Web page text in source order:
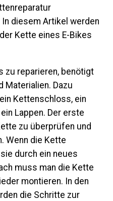
diesem Artikel werden
Kette eines E-Bikes
zu reparieren, benötigt
Materialien. Dazu
Kettenschloss, ein
Lappen. Der erste
zu überprüfen und
Wenn die Kette
durch ein neues
muss man die Kette
montieren. In den
die Schritte zur